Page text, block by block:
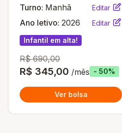
Turno: Manhã Editar
Ano letivo: 2026 Editar
Infantil em alta!
R$ 690,00
R$ 345,00 /mês - 50%
Ver bolsa